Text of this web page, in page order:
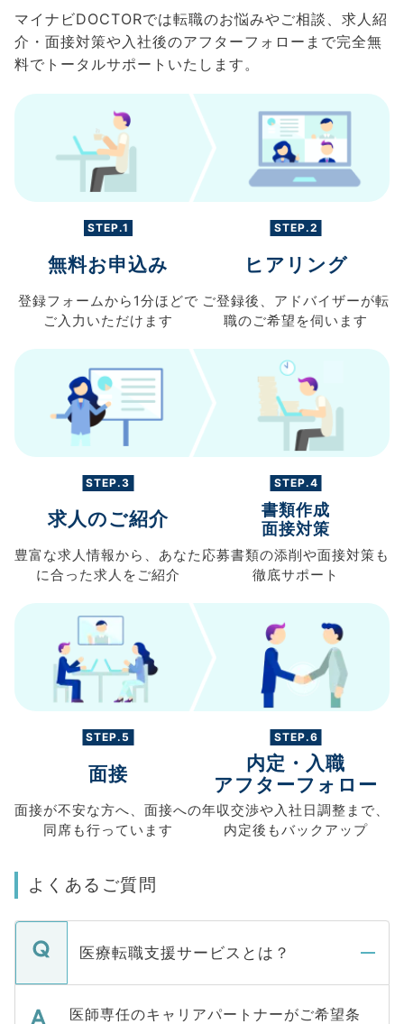
マイナビDOCTORでは転職のお悩みやご相談、求人紹
介・面接対策や入社後のアフターフォローまで完全無
料でトータルサポートいたします。
STEP.1
無料お申込み
登録フォームから 1分ほどで
ご入力 いただけます
STEP.2
ヒアリング
ご登録後、 アドバイザーが転
職のご希望を伺います
STEP.3
求人のご紹介
豊富な求人情報から、 あなた
に合った求人を ご紹介
STEP.4
書類作成
面接対策
応募書類の添削や面接対策も
徹底サポート
STEP.5
面接
面接が不安な方へ、 面接への
同席も行っています
STEP.6
内定・入職
アフターフォロー
年収交渉や入社日調整まで、
内定後もバックアップ
よくあるご質問
医療転職支援サービスとは？
医師専任のキャリアパートナーがご希望条